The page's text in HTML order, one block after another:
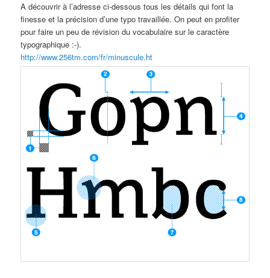
A découvrir à l’adresse ci-dessous tous les détails qui font la
finesse et la précision d’une typo travaillée. On peut en profiter
pour faire un peu de révision du vocabulaire sur le caractère
typographique :-).
http://www.256tm.com/fr/minuscule.ht